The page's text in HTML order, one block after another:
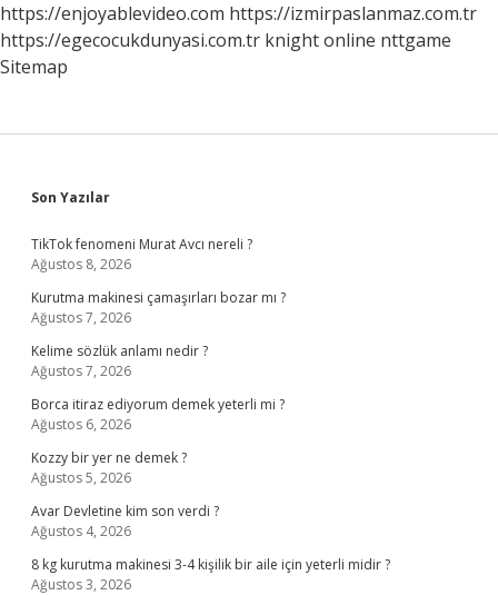
Mı
https://enjoyablevideo.com https://izmirpaslanmaz.com.tr
https://egecocukdunyasi.com.tr knight online nttgame
Sitemap
Sidebar
Son Yazılar
TikTok fenomeni Murat Avcı nereli ?
Ağustos 8, 2026
Kurutma makinesi çamaşırları bozar mı ?
Ağustos 7, 2026
Kelime sözlük anlamı nedir ?
Ağustos 7, 2026
Borca itiraz ediyorum demek yeterli mi ?
Ağustos 6, 2026
Kozzy bir yer ne demek ?
Ağustos 5, 2026
Avar Devletine kim son verdi ?
Ağustos 4, 2026
8 kg kurutma makinesi 3-4 kişilik bir aile için yeterli midir ?
Ağustos 3, 2026